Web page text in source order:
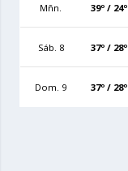
Mñn. 39º / 24º
Sáb. 8 37º / 28º
Dom. 9 37º / 28º